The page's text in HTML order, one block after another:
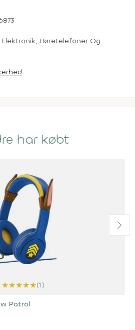
Elektronik, Høretelefoner Og
har købt
★★★★★(1)
Patrol